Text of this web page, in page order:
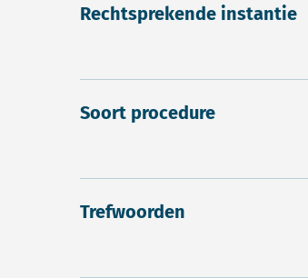
Rechtsprekende instantie
Soort procedure
Trefwoorden